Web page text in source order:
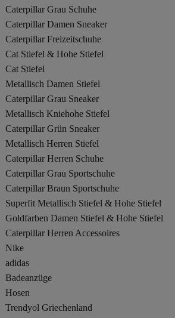
Caterpillar Grau Schuhe
Caterpillar Damen Sneaker
Caterpillar Freizeitschuhe
Cat Stiefel & Hohe Stiefel
Cat Stiefel
Metallisch Damen Stiefel
Caterpillar Grau Sneaker
Metallisch Kniehohe Stiefel
Caterpillar Grün Sneaker
Metallisch Herren Stiefel
Caterpillar Herren Schuhe
Caterpillar Grau Sportschuhe
Caterpillar Braun Sportschuhe
Superfit Metallisch Stiefel & Hohe Stiefel
Goldfarben Damen Stiefel & Hohe Stiefel
Caterpillar Herren Accessoires
Nike
adidas
Badeanzüge
Hosen
Trendyol Griechenland